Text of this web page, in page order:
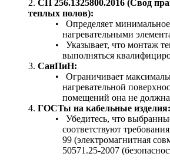
СП 256.1325800.2016 (Свод
теплых полов):
Определяет
нагревательными
Указывает, что монтаж
выполняться
СанПиН:
Ограничивает
нагревательной
помещений она не
ГОСТы на кабельные изделия:
Убедитесь, что
соответствуют
99 (электромагнитная
50571.25-2007